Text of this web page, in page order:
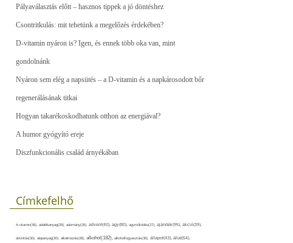
Pályaválasztás előtt – hasznos tippek a jó döntéshez
Csontritkulás: mit tehetünk a megelőzés érdekében?
D-vitamin nyáron is? Igen, és ennek több oka van, mint
gondolnánk
Nyáron sem elég a napsütés – a D-vitamin és a napkárosodott bőr
regenerálásának titkai
Hogyan takarékoskodhatunk otthon az energiával?
A humor gyógyító ereje
Diszfunkcionális család árnyékában
Címkefelhő
A-vitamin(36), adalékanyag(28), adomány(26), advent(40), agy(80), agyműködés(27), ajándék(95), akció(39),
aktivitás(30), alapanyag(30), alkalmazás(28), alkohol(182), alkoholfogyasztás(36), állapot(43), állat(54),